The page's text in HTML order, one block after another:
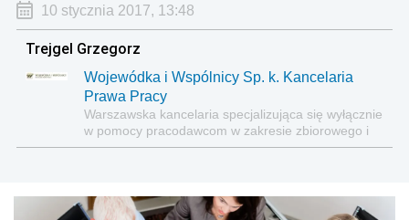
10 stycznia 2017, 13:48
Trejgel Grzegorz
Wojewódka i Wspólnicy Sp. k. Kancelaria
Prawa Pracy
Warszawska kancelaria specjalizująca się wyłącznie
w pomocy pracodawcom w zakresie zbiorowego i
indywidualnego prawa pracy oraz świadczeń